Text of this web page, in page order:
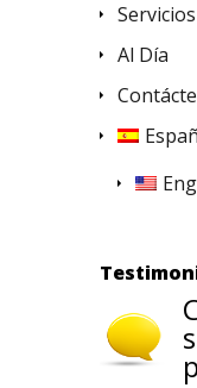
Servicios
Al Día